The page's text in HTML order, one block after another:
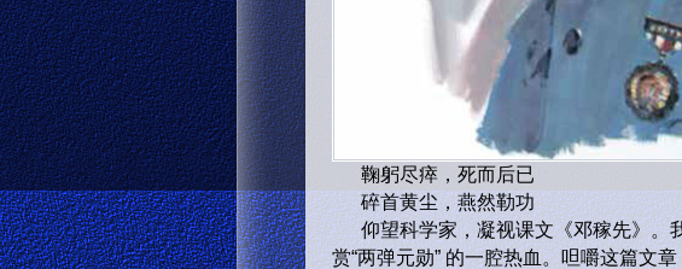
鞠躬尽瘁，死而后已
碎首黄尘，燕然勒功
仰望科学家，凝视课文《邓稼先》。
赏“两弹元勋” 的一腔热血。呾嚼这篇文